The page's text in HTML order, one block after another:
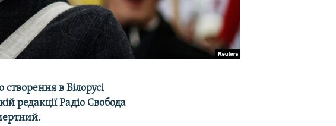
в Білорусі
редакції Радіо Свобода